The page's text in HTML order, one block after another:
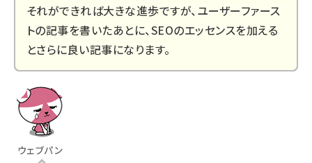
それができれば大きな進歩ですが、ユーザーファース
トの記事を書いたあとに、SEOのエッセンスを加える
とさらに良い記事になります。
ウェブパン